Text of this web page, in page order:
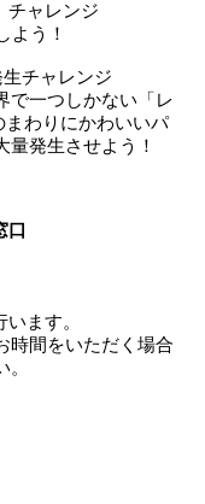
ャレンジ
よう！
チャレンジ
で一つしかない「レ
わりにかわいいパ
量発生させよう！
口
ます。
時間をいただく場合